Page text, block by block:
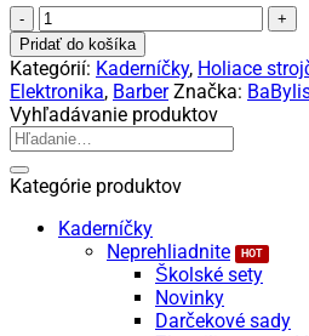
množstvo
Babyliss
Pro
UVFOIL01
FXLFS1E
-
Planžetový
strojček
UV
svetlom
Pridať do košíka
Kategórií: Kaderníčky, Holiace
Elektronika, Barber Značka:
Vyhľadávanie produktov
Hľadať:
Kategórie produktov
Kaderníčky
Neprehliadnite
Školské sety
Novinky
Darčekové sady